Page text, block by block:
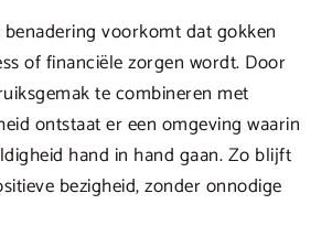
benadering voorkomt dat gokken
of financiële zorgen wordt. Door
te combineren met
ontstaat er een omgeving waarin
hand in hand gaan. Zo blijft
bezigheid, zonder onnodige